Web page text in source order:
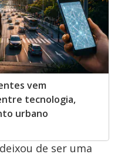
vem
tecnologia,
urbano
de ser uma